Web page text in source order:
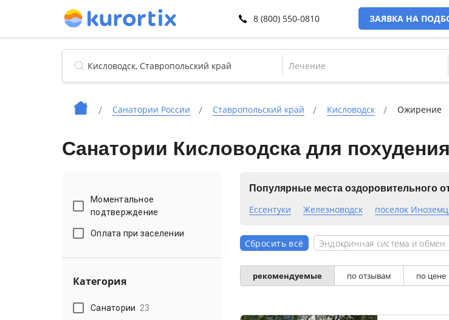
8 (800) 550-0810 ЗАЯВКА НА
Лечение
Санатории России Ставропольский край Кисловодск Ожирение
Санатории Кисловодска для похудения
Моментальное
подтверждение
Оплата при заселении
Категория
Санатории 23
Популярные места оздоровительного
Ессентуки Железноводск поселок
Сбросить всё Эндокринная система и обмен
рекомендуемые по отзывам по цене